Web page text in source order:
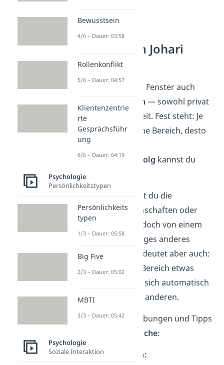
Übungen zum Johari
Fenster
Du kannst das Johari Fenster auch
nutzen — sowohl privat
als auch auf der Arbeit. Fest steht: Je
größer der öffentliche Bereich, desto
mehrVertrauen und
Kommunikationserfolg kannst du
erzielen.
Grundsätzlich kannst du die
Persönlichkeitseigenschaften oder
Verhaltensweisen jedoch von einem
Fenster in ein beliebiges anderes
verschieben
. Das bedeutet aber auch:
Wenn sich in einem Bereich etwas
ändert
, dann ändert sich automatisch
auch etwas in einem anderen.
Hier zeigen wir dir Übungen und Tipps
4 Bereiche:
Öffentlich
er Bereich:
Bewusstsein
4/6 – Dauer: 03:58
Rollenkonflikt
5/6 – Dauer: 04:57
Klientenzentrie
rte
Gesprächsführ
ung
6/6 – Dauer: 04:19
Psychologie
Persönlichkeitstypen
Persönlichkeits
typen
1/3 – Dauer: 05:58
Big Five
2/3 – Dauer: 05:02
MBTI
3/3 – Dauer: 05:42
Psychologie
Soziale Interaktion